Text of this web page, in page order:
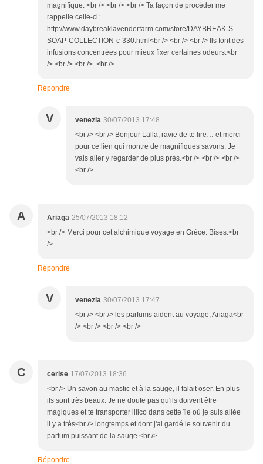
magnifique. <br /> <br /> <br /> Ta façon de procéder me
rappelle celle-ci:
http://www.daybreaklavenderfarm.com/store/DAYBREAK-S-
SOAP-COLLECTION-c-330.html<br /> <br /> <br /> Ils font des
infusions concentrées pour mieux fixer certaines odeurs.<br
/> <br /> <br /> <br />
Répondre
V venezia 30/07/2013 17:48
<br /> <br /> Bonjour Lalla, ravie de te lire… et merci
pour ce lien qui montre de magnifiques savons. Je
vais aller y regarder de plus près.<br /> <br /> <br />
<br />
A Ariaga 25/07/2013 18:12
<br /> Merci pour cet alchimique voyage en Grèce. Bises.<br
/>
Répondre
V venezia 30/07/2013 17:47
<br /> <br /> les parfums aident au voyage, Ariaga<br
/> <br /> <br /> <br />
C cerise 17/07/2013 18:36
<br /> Un savon au mastic et à la sauge, il falait oser. En plus
ils sont très beaux. Je ne doute pas qu'ils doivent être
magiques et te transporter illico dans cette île où je suis allée
il y a très<br /> longtemps et dont j'ai gardé le souvenir du
parfum puissant de la sauge.<br />
Répondre